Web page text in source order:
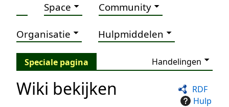
Space Community
Organisatie Hulpmiddelen
Speciale pagina Handelingen
RDF
Hulp
Wiki bekijken